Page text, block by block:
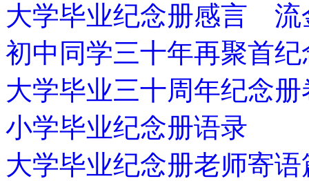
大学毕业纪念册感言 流
初中同学三十年再聚首
大学毕业三十周年纪念册
小学毕业纪念册语录
大学毕业纪念册老师寄语